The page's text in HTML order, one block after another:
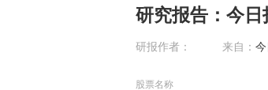
研究报告：今
研报作者： 来自：
股票名称